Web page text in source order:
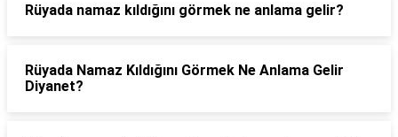
Rüyada namaz kıldığını görmek ne anlama gelir?
Rüyada Namaz Kıldığını Görmek Ne Anlama Gelir
Diyanet?